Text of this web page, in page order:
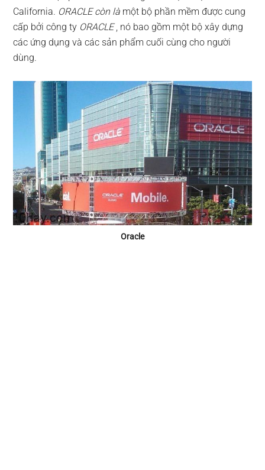
California. ORACLE còn là một bộ phần mềm được cung
cấp bởi công ty ORACLE, nó bao gồm một bộ xây dựng
các ứng dụng và các sản phẩm cuối cùng cho người
dùng.
Oracle